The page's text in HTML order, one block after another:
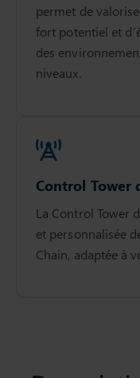
permet de
fort potentiel et
des
niveaux.
Control Tower
La Control Tower
et personnalisée
Chain, adaptée à